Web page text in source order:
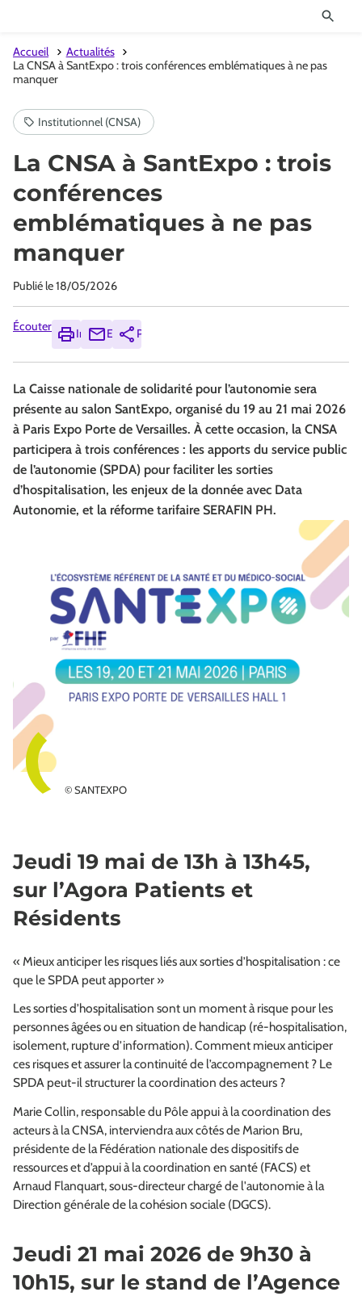
Accueil
Actualités
La CNSA à SantExpo : trois conférences emblématiques à ne pas
manquer
La CNSA à SantExpo : trois
conférences
emblématiques à ne pas
manquer
Publié le18/05/2026
Écouter
ImprimerEnvoyerPartager
La Caisse nationale de solidarité pour l’autonomie sera
présente au salon SantExpo, organisé du 19 au 21 mai 2026
à Paris Expo Porte de Versailles. À cette occasion, la CNSA
participera à trois conférences : les apports du service public
de l’autonomie (SPDA) pour faciliter les sorties
d’hospitalisation, les enjeux de la donnée avec Data
Autonomie, et la réforme tarifaire SERAFIN PH.
© SANTEXPO
Jeudi 19 mai de 13h à 13h45,
sur l’Agora Patients et
Résidents
« Mieux anticiper les risques liés aux sorties d’hospitalisation : ce
que le SPDA peut apporter »
Les sorties d’hospitalisation sont un moment à risque pour les
personnes âgées ou en situation de handicap (ré-hospitalisation,
isolement, rupture d’information). Comment mieux anticiper
ces risques et assurer la continuité de l’accompagnement ? Le
SPDA peut-il structurer la coordination des acteurs ?
Marie Collin, responsable du Pôle appui à la coordination des
acteurs à la CNSA, interviendra aux côtés de Marion Bru,
présidente de la Fédération nationale des dispositifs de
ressources et d’appui à la coordination en santé (FACS) et
Arnaud Flanquart, sous-directeur chargé de l'autonomie à la
Direction générale de la cohésion sociale (DGCS).
Jeudi 21 mai 2026 de 9h30 à
10h15, sur le stand de l’Agence